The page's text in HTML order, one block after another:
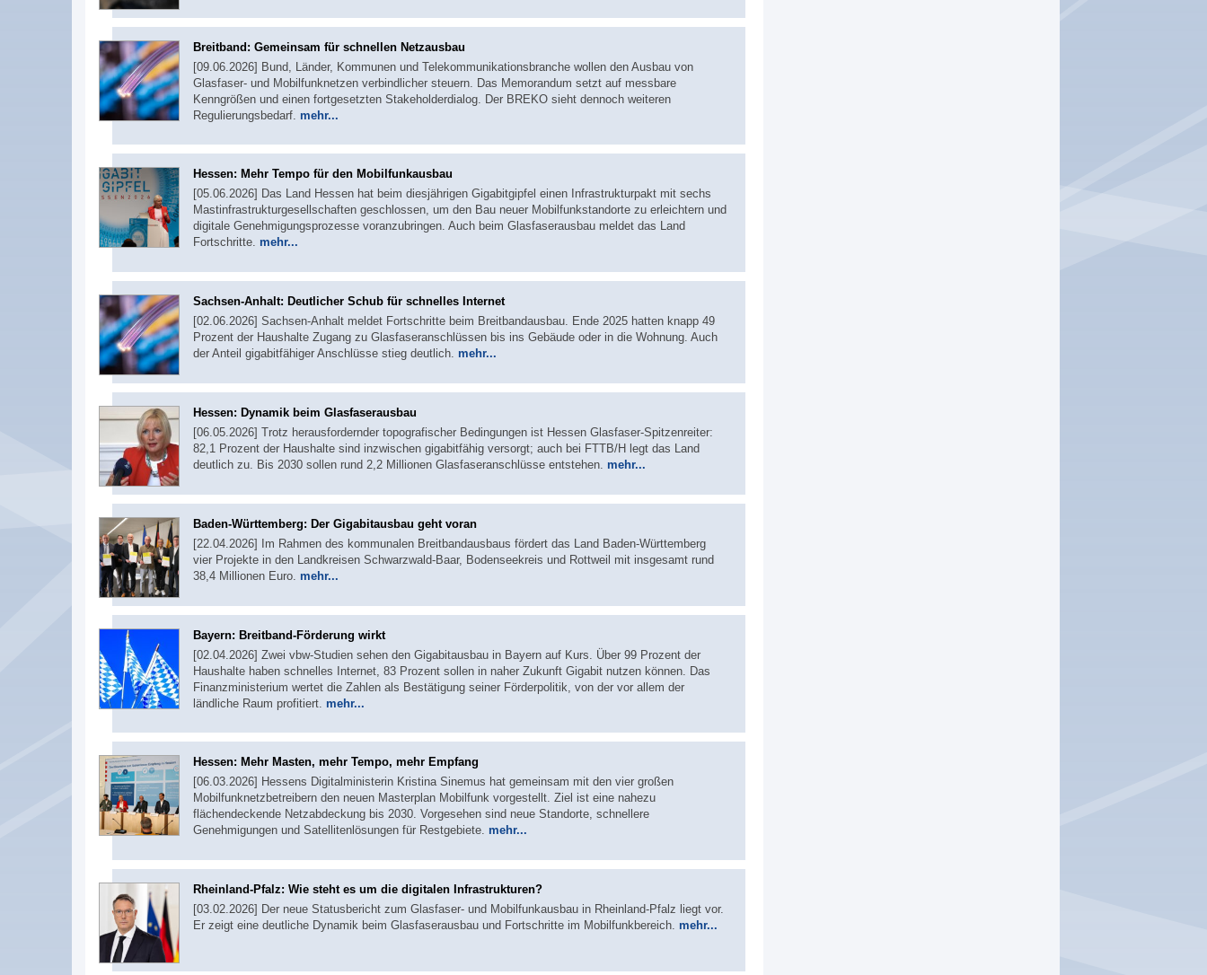
Breitband: Gemeinsam für schnellen Netzausbau
[09.06.2026] Bund, Länder, Kommunen und Telekommunikationsbranche wollen den Ausbau von
Glasfaser- und Mobilfunknetzen verbindlicher steuern. Das Memorandum setzt auf messbare
Kenngrößen und einen fortgesetzten Stakeholderdialog. Der BREKO sieht dennoch weiteren
Regulierungsbedarf. mehr...
Hessen: Mehr Tempo für den Mobilfunkausbau
[05.06.2026] Das Land Hessen hat beim diesjährigen Gigabitgipfel einen Infrastrukturpakt mit sechs
Mastinfrastrukturgesellschaften geschlossen, um den Bau neuer Mobilfunkstandorte zu erleichtern und
digitale Genehmigungsprozesse voranzubringen. Auch beim Glasfaserausbau meldet das Land
Fortschritte. mehr...
Sachsen-Anhalt: Deutlicher Schub für schnelles Internet
[02.06.2026] Sachsen-Anhalt meldet Fortschritte beim Breitbandausbau. Ende 2025 hatten knapp 49
Prozent der Haushalte Zugang zu Glasfaseranschlüssen bis ins Gebäude oder in die Wohnung. Auch
der Anteil gigabitfähiger Anschlüsse stieg deutlich. mehr...
Hessen: Dynamik beim Glasfaserausbau
[06.05.2026] Trotz herausfordernder topografischer Bedingungen ist Hessen Glasfaser-Spitzenreiter:
82,1 Prozent der Haushalte sind inzwischen gigabitfähig versorgt; auch bei FTTB/H legt das Land
deutlich zu. Bis 2030 sollen rund 2,2 Millionen Glasfaseranschlüsse entstehen. mehr...
Baden-Württemberg: Der Gigabitausbau geht voran
[22.04.2026] Im Rahmen des kommunalen Breitbandausbaus fördert das Land Baden-Württemberg
vier Projekte in den Landkreisen Schwarzwald-Baar, Bodenseekreis und Rottweil mit insgesamt rund
38,4 Millionen Euro. mehr...
Bayern: Breitband-Förderung wirkt
[02.04.2026] Zwei vbw-Studien sehen den Gigabitausbau in Bayern auf Kurs. Über 99 Prozent der
Haushalte haben schnelles Internet, 83 Prozent sollen in naher Zukunft Gigabit nutzen können. Das
Finanzministerium wertet die Zahlen als Bestätigung seiner Förderpolitik, von der vor allem der
ländliche Raum profitiert. mehr...
Hessen: Mehr Masten, mehr Tempo, mehr Empfang
[06.03.2026] Hessens Digitalministerin Kristina Sinemus hat gemeinsam mit den vier großen
Mobilfunknetzbetreibern den neuen Masterplan Mobilfunk vorgestellt. Ziel ist eine nahezu
flächendeckende Netzabdeckung bis 2030. Vorgesehen sind neue Standorte, schnellere
Genehmigungen und Satellitenlösungen für Restgebiete. mehr...
Rheinland-Pfalz: Wie steht es um die digitalen Infrastrukturen?
[03.02.2026] Der neue Statusbericht zum Glasfaser- und Mobilfunkausbau in Rheinland-Pfalz liegt vor.
Er zeigt eine deutliche Dynamik beim Glasfaserausbau und Fortschritte im Mobilfunkbereich. mehr...